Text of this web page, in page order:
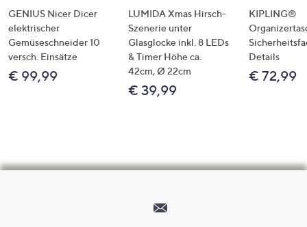
GENIUS Nicer Dicer
elektrischer
Gemüseschneider 10
versch. Einsätze
€ 99,99
LUMIDA Xmas Hirsch-
Szenerie unter
Glasglocke inkl. 8 LEDs
& Timer Höhe ca.
42cm, Ø 22cm
€ 39,99
KIPLING®
Details
€ 72,99